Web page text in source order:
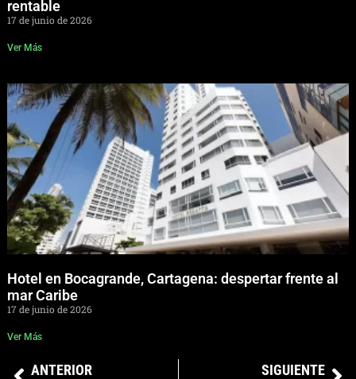
rentable
17 de junio de 2026
Ver Más
Hotel en Bocagrande, Cartagena: despertar frente al
mar Caribe
17 de junio de 2026
Ver Más
ANTERIOR SIGUIENTE